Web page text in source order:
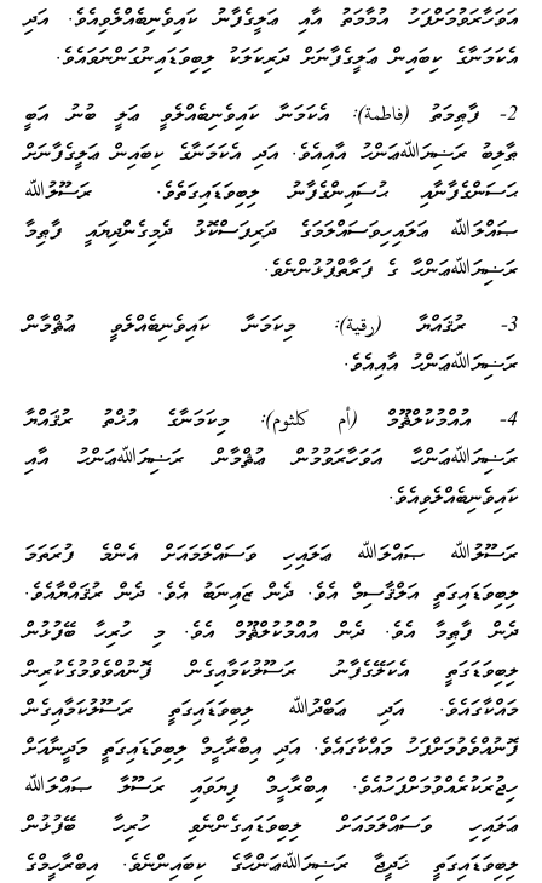
އަވަހާރަވުމަށްފަހު އުމާމަތު އާއި ޢަލީގެފާނު ކައިވެނިބެއްލެވިއެވެ. އަދި
އެކަމަނާގެ ކިބައިން ޢަލީގެފާނަށް ދަރިކަލަކު ލިބިވަޑައިނުގަންނަވައެވެ.
2- ފާޠިމަތު (فاطمة): އެކަމަނާ ކައިވެނިބެއްލެވީ ޢަލީ ބުނު އަބީ
ޠާލިބު ރަޟިޔަﷲޢަންހު އާއިއެވެ. އަދި އެކަމަނާގެ ކިބައިން ޢަލީގެފާނަށް
ޙަސަންގެފާނާއި ޙުސައިންގެފާނު ލިބިވަޑައިގަތެވެ. ރަސޫލުﷲ
ޞައްލަﷲ ޢަލައިހިވަސައްލަމަގެ ދަރިފަސްކޮޅު ދެމިގެންދިޔައީ ފާޠިމާ
ރަޟިޔަﷲޢަންހާ ގެ ފަރާތްޕުޅުންނެވެ.
3- ރުޤައްޔާ (رقية): މިކަމަނާ ކައިވެނިބެއްލެވީ ޢުޘްމާން
ރަޟިޔަﷲޢަންހު އާއިއެވެ.
4- އުއްމުކުލްޘޫމް (أم كلثوم): މިކަމަނާގެ އުޚްތު ރުޤައްޔާ
ރަޟިޔަﷲޢަންހާ އަވަހާރަވުމުން ޢުޘްމާން ރަޟިޔަﷲޢަންހު އާއި
ކައިވެނިބެއްލެވިއެވެ.
ރަސޫލުﷲ ޞައްލަﷲ ޢަލައިހި ވަސައްލަމައަށް އެންމެ ފުރަތަމަ
ލިބިވަޑައިގަތީ އަލްޤާސިމް އެވެ. ދެން ޒައިނަބު އެވެ. ދެން ރުޤައްޔާއެވެ.
ދެން ފާޠިމާ އެވެ. ދެން އުއްމުކުލްޘޫމް އެވެ. މި ހުރިހާ ބޭފުޅުން
ލިބިވަޑަގަތީ އެކަލޭގެފާނު ރަސޫލުކަމާއިގެން ފޮނުއްވެވުމުގެކުރިން
މައްކާގައެވެ. އަދި ޢަބްދުﷲ ލިބިވަޑައިގަތީ ރަސޫލުކަމާއިގެން
ފޮނުއްވެވުމަށްފަހު މައްކާގައެވެ. އަދި އިބްރާހީމް ލިބިވަޑައިގަތީ މަދީނާއަށް
ހިޖުރަކުރެއްވުމަށްފަހުއެވެ. އިބްރާހީމް ފިޔަވައި ރަސޫލާ ޞައްލަﷲ
ޢަލައިހި ވަސައްލަމައަށް ލިބިވަޑައިގެންނެވި ހުރިހާ ބޭފުޅުން
ލިބިވަޑައިގަތީ ޚަދީޖާ ރަޟިޔަﷲޢަންހާގެ ކިބައިންނެވެ. އިބްރާހީމްގެ